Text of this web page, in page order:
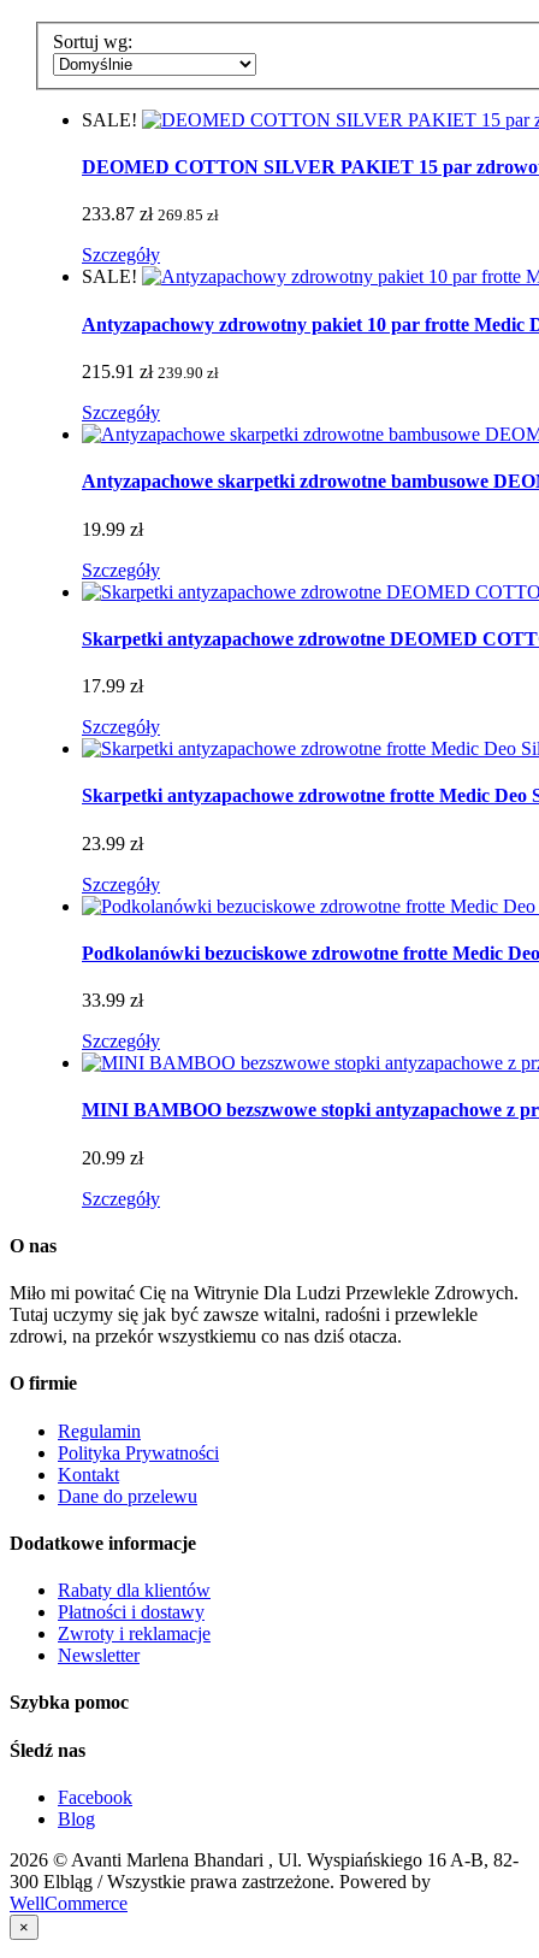
Sortuj wg:
SALE!
DEOMED COTTON SILVER PAKIET 15 par
233.87 zł 269.85 zł
Szczegóły
SALE!
Antyzapachowy zdrowotny pakiet 10 par frotte Medic
215.91 zł 239.90 zł
Szczegóły
Antyzapachowe skarpetki zdrowotne bambusowe
19.99 zł
Szczegóły
Skarpetki antyzapachowe zdrowotne DEOMED
17.99 zł
Szczegóły
Skarpetki antyzapachowe zdrowotne frotte Medic Deo
23.99 zł
Szczegóły
Podkolanówki bezuciskowe zdrowotne frotte Medic
33.99 zł
Szczegóły
MINI BAMBOO bezszwowe stopki antyzapachowe z
20.99 zł
Szczegóły
O nas
Miło mi powitać Cię na Witrynie Dla Ludzi Przewlekle Zdrowych.
Tutaj uczymy się jak być zawsze witalni, radośni i przewlekle
zdrowi, na przekór wszystkiemu co nas dziś otacza.
O firmie
Regulamin
Polityka Prywatności
Kontakt
Dane do przelewu
Dodatkowe informacje
Rabaty dla klientów
Płatności i dostawy
Zwroty i reklamacje
Newsletter
Szybka pomoc
Śledź nas
Facebook
Blog
2026 © Avanti Marlena Bhandari , Ul. Wyspiańskiego 16 A-B, 82-
300 Elbląg / Wszystkie prawa zastrzeżone. Powered by
WellCommerce
×